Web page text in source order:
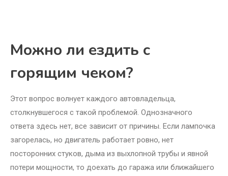
Можно ли ездить с
горящим чеком?
Этот вопрос волнует каждого автовладельца,
столкнувшегося с такой проблемой. Однозначного
ответа здесь нет, все зависит от причины. Если лампочка
загорелась, но двигатель работает ровно, нет
посторонних стуков, дыма из выхлопной трубы и явной
потери мощности, то доехать до гаража или ближайшего